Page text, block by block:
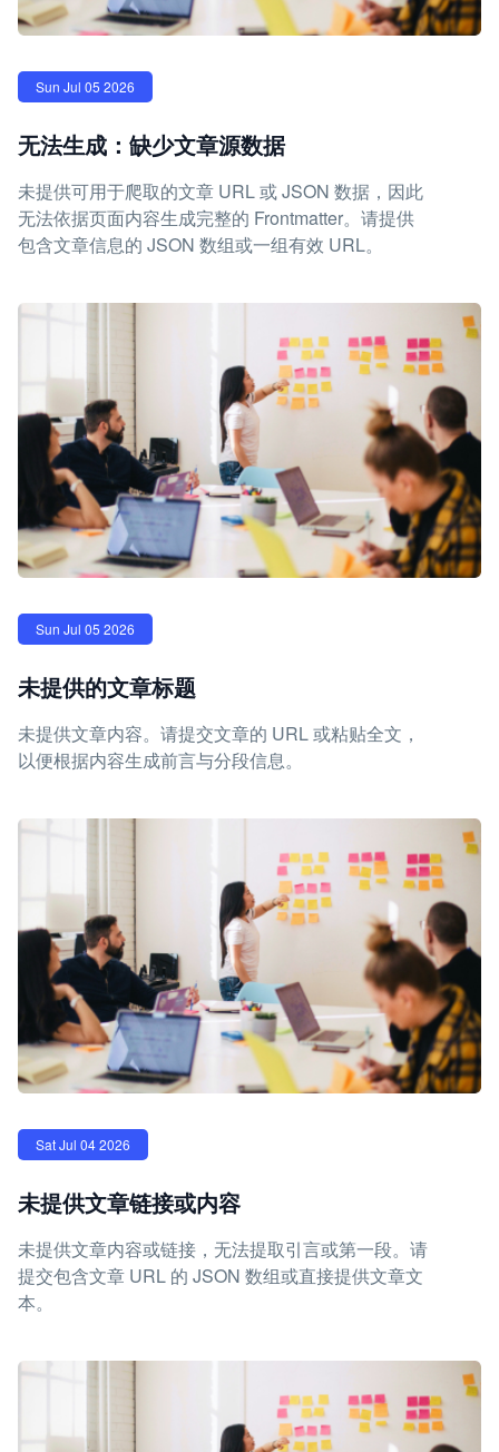
Sun Jul 05 2026
无法生成：缺少文章源数据
未提供可用于爬取的文章 URL 或 JSON 数据，因此
无法依据页面内容生成完整的 Frontmatter。请提供
包含文章信息的 JSON 数组或一组有效 URL。
Sun Jul 05 2026
未提供的文章标题
未提供文章内容。请提交文章的 URL 或粘贴全文，
以便根据内容生成前言与分段信息。
Sat Jul 04 2026
未提供文章链接或内容
未提供文章内容或链接，无法提取引言或第一段。请
提交包含文章 URL 的 JSON 数组或直接提供文章文
本。